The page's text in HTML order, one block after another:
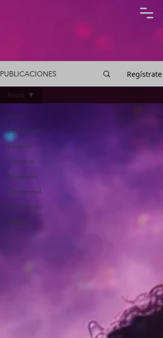
PUBLICACIONES Regístrate
Inicio
Orquestas
Grupos
Tributos
Musicales
Discomovil
Animación
Bodas
Inicio